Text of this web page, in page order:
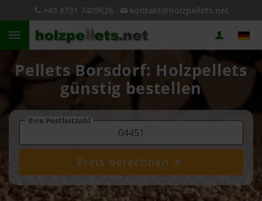
+49 8731 7409626 kontakt@holzpellets.net
Pellets Borsdorf: Holzpellets
günstig bestellen
Ihre Postleitzahl
Preis berechnen